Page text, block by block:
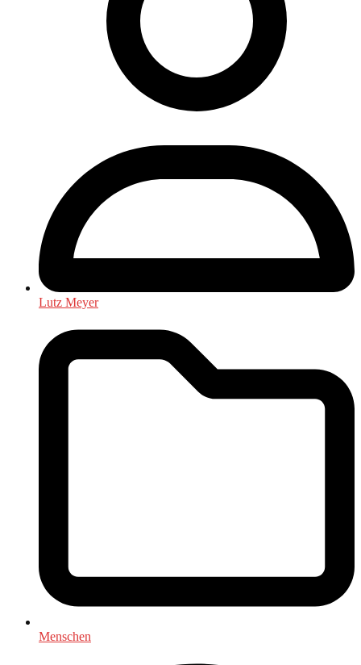
Lutz Meyer
Menschen